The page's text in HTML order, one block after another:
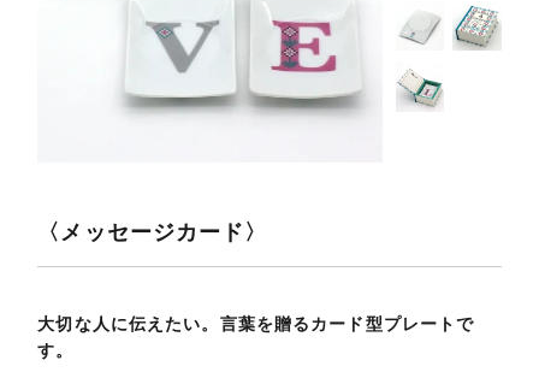
〈メッセージカード〉
大切な人に伝えたい。言葉を贈るカード型プレートで
す。